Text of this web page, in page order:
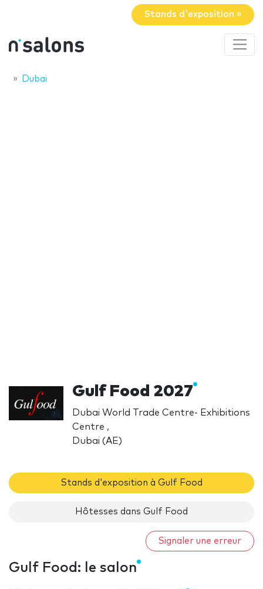
Stands d'exposition »
Dubai
Gulf Food 2027
Dubai World Trade Centre- Exhibitions
Centre ,
Dubai (AE)
Stands d'exposition à Gulf Food
Hôtesses dans Gulf Food
Signaler une erreur
Gulf Food: le salon